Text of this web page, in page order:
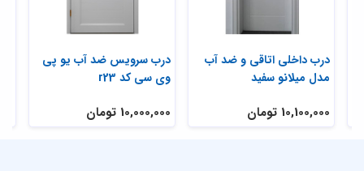
درب سرویس ضد آب یو پی
وی سی کد r23
10,000,000 تومان
درب داخلی اتاقی و ضد آب
مدل میلانو سفید
10,100,000 تومان